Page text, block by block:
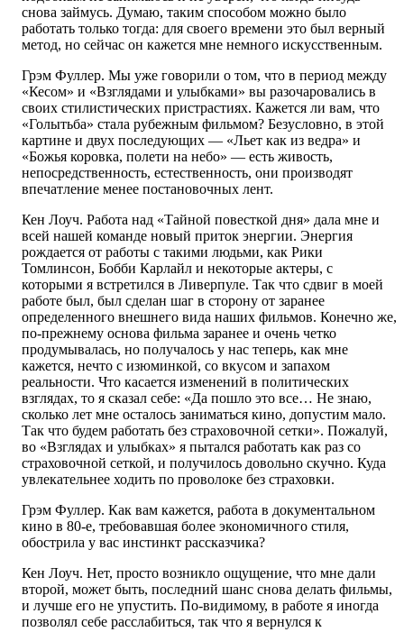
снова займусь. Думаю, таким способом можно было
работать только тогда: для своего времени это был верный
метод, но сейчас он кажется мне немного искусственным.
Грэм Фуллер. Мы уже говорили о том, что в период между
«Кесом» и «Взглядами и улыбками» вы разочаровались в
своих стилистических пристрастиях. Кажется ли вам, что
«Голытьба» стала рубежным фильмом? Безусловно, в этой
картине и двух последующих — «Льет как из ведра» и
«Божья коровка, полети на небо» — есть живость,
непосредственность, естественность, они производят
впечатление менее постановочных лент.
Кен Лоуч. Работа над «Тайной повесткой дня» дала мне и
всей нашей команде новый приток энергии. Энергия
рождается от работы с такими людьми, как Рики
Томлинсон, Бобби Карлайл и некоторые актеры, с
которыми я встретился в Ливерпуле. Так что сдвиг в моей
работе был, был сделан шаг в сторону от заранее
определенного внешнего вида наших фильмов. Конечно же,
по-прежнему основа фильма заранее и очень четко
продумывалась, но получалось у нас теперь, как мне
кажется, нечто с изюминкой, со вкусом и запахом
реальности. Что касается изменений в политических
взглядах, то я сказал себе: «Да пошло это все… Не знаю,
сколько лет мне осталось заниматься кино, допустим мало.
Так что будем работать без страховочной сетки». Пожалуй,
во «Взглядах и улыбках» я пытался работать как раз со
страховочной сеткой, и получилось довольно скучно. Куда
увлекательнее ходить по проволоке без страховки.
Грэм Фуллер. Как вам кажется, работа в документальном
кино в 80-е, требовавшая более экономичного стиля,
обострила у вас инстинкт рассказчика?
Кен Лоуч. Нет, просто возникло ощущение, что мне дали
второй, может быть, последний шанс снова делать фильмы,
и лучше его не упустить. По-видимому, в работе я иногда
позволял себе расслабиться, так что я вернулся к